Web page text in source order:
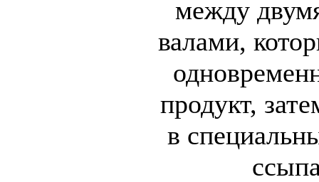
между
валами,
продукт,
в